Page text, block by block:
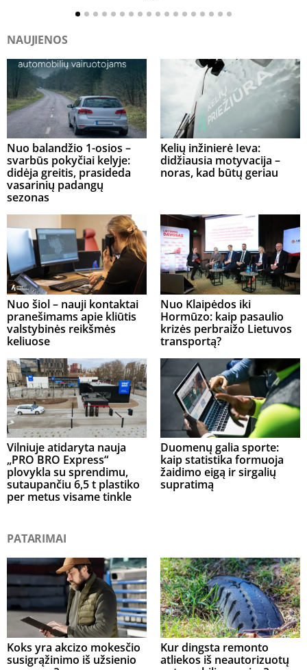
NAUJIENOS
Nuo balandžio 1-osios –
svarbūs pokyčiai kelyje:
didėja greitis, prasideda
vasarinių padangų
sezonas
Kelių inžinierė Ieva:
didžiausia motyvacija –
noras, kad būtų geriau
Nuo šiol – nauji kontaktai
pranešimams apie kliūtis
valstybinės reikšmės
keliuose
Nuo Klaipėdos iki
Hormūzo: kaip pasaulio
krizės perbraižo Lietuvos
transportą?
Vilniuje atidaryta nauja
„PRO BRO Express“
plovykla su sprendimu,
sutaupančiu 6,5 t plastiko
per metus visame tinkle
Duomenų galia sporte:
kaip statistika formuoja
žaidimo eigą ir sirgalių
supratimą
PATARIMAI
Koks yra akcizo mokesčio
susigrąžinimo iš užsienio
Kur dingsta remonto
atliekos iš neautorizuotų